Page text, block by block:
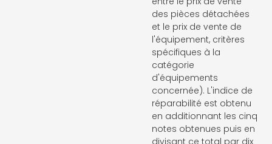
des pièces détachées
et le prix de vente de
l'équipement, critères
spécifiques à la
catégorie
d'équipements
concernée). L'indice de
réparabilité est obtenu
en additionnant les cinq
notes obtenues puis en